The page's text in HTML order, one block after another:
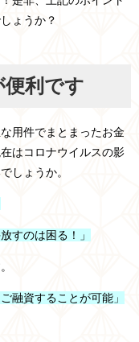
ょうか？
利です
用件でまとまったお金
はコロナウイルスの影
しょうか。
すのは困る！」
融資することが可能」